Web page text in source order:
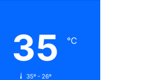
35 ℃
35º - 26º